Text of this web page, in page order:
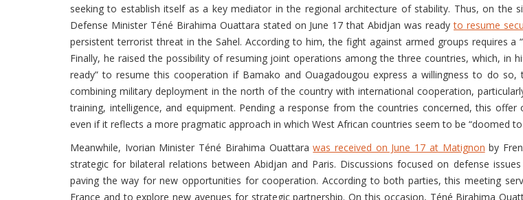
seeking to establish itself as a key mediator in the regional architecture of stability. Thus, on the
Defense Minister Téné Birahima Ouattara stated on June 17 that Abidjan was readyto resume
persistent terrorist threat in the Sahel. According to him, the fight against armed groups requires
Finally, he raised the possibility of resuming joint operations among the three countries, which, in
ready” to resume this cooperation if Bamako and Ouagadougou express a willingness to do
combining military deployment in the north of the country with international cooperation,
training, intelligence, and equipment. Pending a response from the countries concerned, this
even if it reflects a more pragmatic approach in which West African countries seem to be “doomed
Meanwhile, Ivorian Minister Téné Birahima Ouattarawas received on June 17 at Matignon by
strategic for bilateral relations between Abidjan and Paris. Discussions focused on defense
paving the way for new opportunities for cooperation. According to both parties, this meeting
France and to explore new avenues for strategic partnership. On this occasion, Téné Birahima